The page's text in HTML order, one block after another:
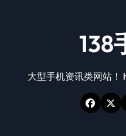
138
大型手机资讯类网站！